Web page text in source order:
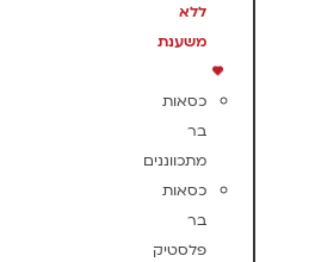
ללא
משענת
כסאות
בר
מתכווננים
כסאות
בר
פלסטיק